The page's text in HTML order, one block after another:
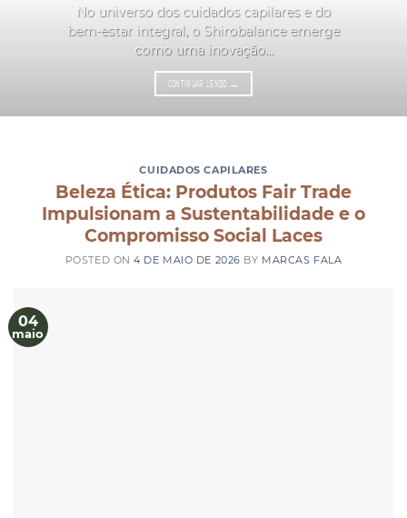
No universo dos cuidados capilares e do
bem-estar integral, o Shirobalance emerge
como uma inovação...
CONTINUAR LENDO →
CUIDADOS CAPILARES
Beleza Ética: Produtos Fair Trade
Impulsionam a Sustentabilidade e o
Compromisso Social Laces
POSTED ON4 DE MAIO DE 2026 BY MARCAS FALA
04
maio